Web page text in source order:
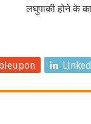
लघुपाकी होने के